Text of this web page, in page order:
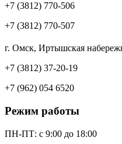
+7 (3812) 770-506
+7 (3812) 770-507
г. Омск, Иртышская
+7 (3812) 37-20-19
+7 (962) 054 6520
Режим работы
ПН-ПТ: c 9:00 до 18:00